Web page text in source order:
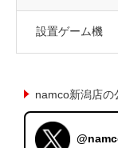
設置ゲーム機
namco新潟店の